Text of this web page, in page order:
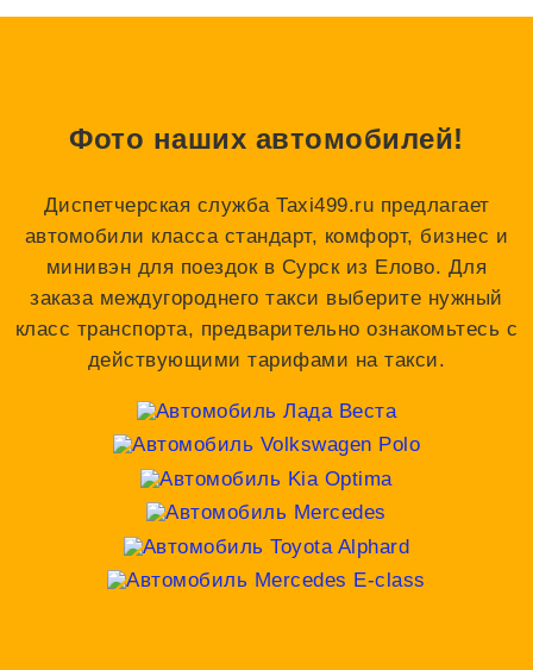
Фото наших автомобилей!
Диспетчерская служба Taxi499.ru предлагает
автомобили класса стандарт, комфорт, бизнес и
минивэн для поездок в Сурск из Елово. Для
заказа междугороднего такси выберите нужный
класс транспорта, предварительно ознакомьтесь с
действующими тарифами на такси.